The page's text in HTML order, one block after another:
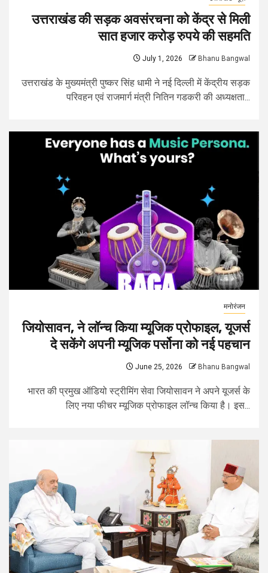
उत्तराखंड की सड़क अवसंरचना को केंद्र से मिली
सात हजार करोड़ रुपये की सहमति
July 1, 2026 Bhanu Bangwal
उत्तराखंड के मुख्यमंत्री पुष्कर सिंह धामी ने नई दिल्ली में केंद्रीय सड़क
परिवहन एवं राजमार्ग मंत्री नितिन गडकरी की अध्यक्षता...
मनोरंजन
जियोसावन, ने लॉन्च किया म्यूजिक प्रोफाइल, यूजर्स
दे सकेंगे अपनी म्यूजिक पर्सोना को नई पहचान
June 25, 2026 Bhanu Bangwal
भारत की प्रमुख ऑडियो स्ट्रीमिंग सेवा जियोसावन ने अपने यूजर्स के
लिए नया फीचर म्यूजिक प्रोफाइल लॉन्च किया है। इस...